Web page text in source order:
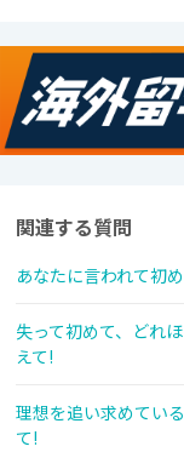
関連する質問
あなたに言われて初
失って初めて、どれ
えて!
理想を追い求めてい
て!